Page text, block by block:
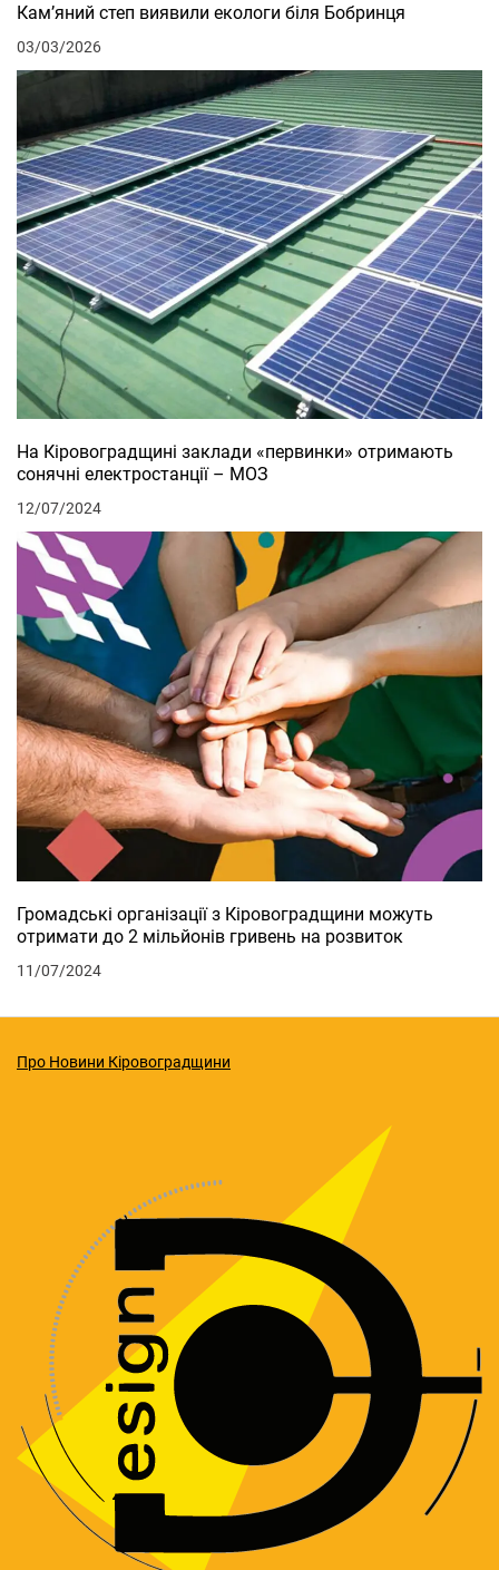
Кам’яний степ виявили екологи біля Бобринця
03/03/2026
На Кіровоградщині заклади «первинки» отримають
сонячні електростанції – МОЗ
12/07/2024
Громадські організації з Кіровоградщини можуть
отримати до 2 мільйонів гривень на розвиток
11/07/2024
Про Новини Кіровоградщини